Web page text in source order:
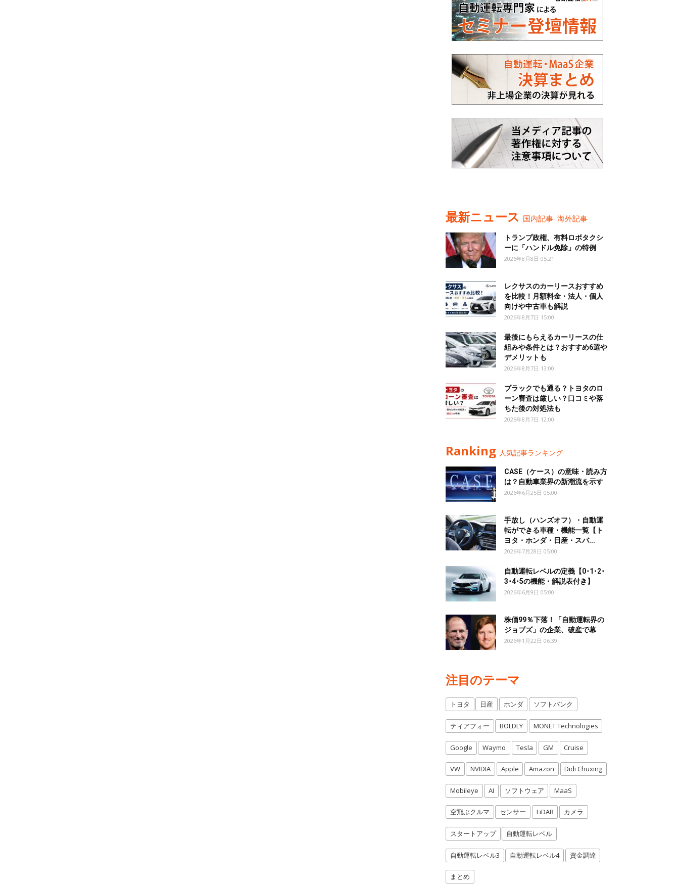
最新ニュース 国内記事 海外記事
トランプ政権、有料ロボタクシ
ーに「ハンドル免除」の特例
2026年8月8日 05:21
レクサスのカーリースおすすめ
を比較！月額料金・法人・個人
向けや中古車も解説
2026年8月7日 15:00
最後にもらえるカーリースの仕
組みや条件とは？おすすめ6選や
デメリットも
2026年8月7日 13:00
ブラックでも通る？トヨタのロ
ーン審査は厳しい？口コミや落
ちた後の対処法も
2026年8月7日 12:00
Ranking 人気記事ランキング
CASE（ケース）の意味・読み方
は？自動車業界の新潮流を示す
2026年6月25日 05:00
手放し（ハンズオフ）・自動運
転ができる車種・機能一覧【ト
ヨタ・ホンダ・日産・スバ...
2026年7月28日 05:00
自動運転レベルの定義【0･1･2･
3･4･5の機能・解説表付き】
2026年6月9日 05:00
株価99％下落！「自動運転界の
ジョブズ」の企業、破産で幕
2026年1月22日 06:39
注目のテーマ
トヨタ 日産 ホンダ ソフトバンク
ティアフォー BOLDLY MONET Technologies
Google Waymo Tesla GM Cruise
VW NVIDIA Apple Amazon Didi Chuxing
Mobileye AI ソフトウェア MaaS
空飛ぶクルマ センサー LiDAR カメラ
スタートアップ 自動運転レベル
自動運転レベル3 自動運転レベル4 資金調達
まとめ